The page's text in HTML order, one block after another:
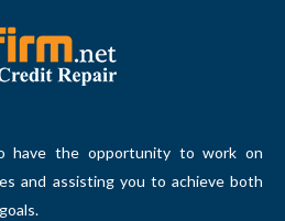
have the opportunity to work on
and assisting you to achieve both